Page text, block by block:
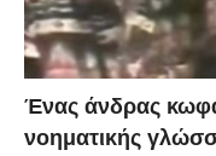
Ένας άνδρας
νοηματικής